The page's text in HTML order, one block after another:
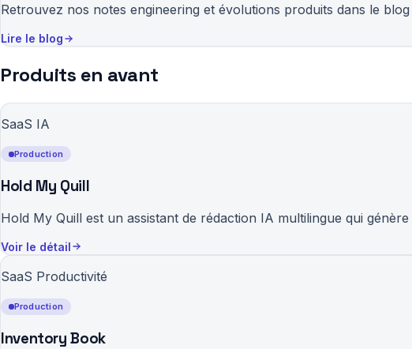
Retrouvez nos notes engineering et évolutions produits dans le
Lire le blog
Produits en avant
SaaS IA
Production
Hold My Quill
Hold My Quill est un assistant de rédaction IA multilingue qui
Voir le détail
SaaS Productivité
Production
Inventory Book